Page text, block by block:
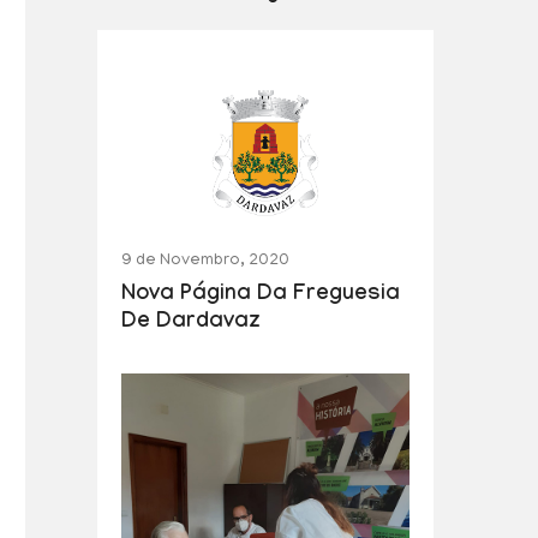
9 de Novembro, 2020
Nova Página Da Freguesia
De Dardavaz